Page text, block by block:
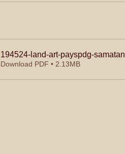
194524-land-art-payspdg-samatan
Download PDF • 2.13MB